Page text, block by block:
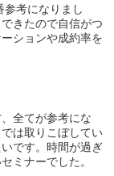
参考になりまし
きたので自信がつ
ションや成約率を
全てが参考にな
は取りこぼしてい
です。時間が過ぎ
ミナーでした。